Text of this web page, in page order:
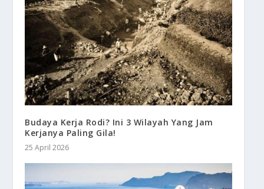
Budaya Kerja Rodi? Ini 3 Wilayah Yang Jam
Kerjanya Paling Gila!
25 April 2026